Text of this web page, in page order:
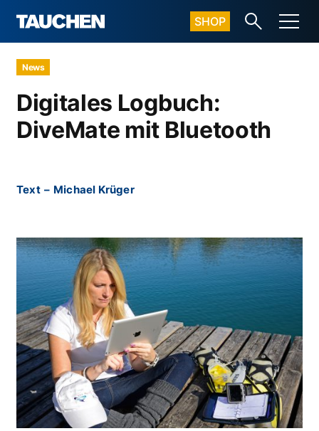
SHOP
News
Digitales Logbuch:
DiveMate mit Bluetooth
Text – Michael Krüger